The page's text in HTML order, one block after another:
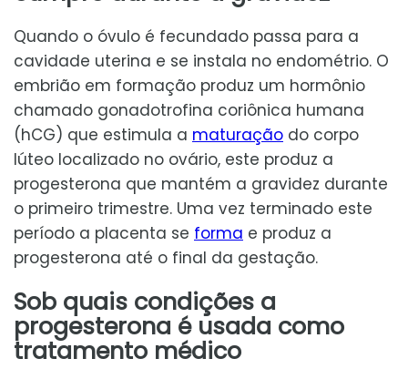
Quando o óvulo é fecundado passa para a
cavidade uterina e se instala no endométrio. O
embrião em formação produz um hormônio
chamado gonadotrofina coriônica humana
(hCG) que estimula a maturação do corpo
lúteo localizado no ovário, este produz a
progesterona que mantém a gravidez durante
o primeiro trimestre. Uma vez terminado este
período a placenta se forma e produz a
progesterona até o final da gestação.
Sob quais condições a
progesterona é usada como
tratamento médico